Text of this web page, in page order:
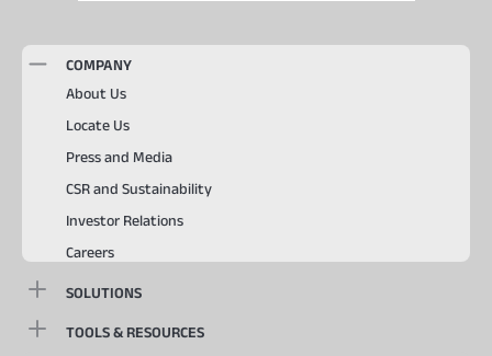
COMPANY
About Us
Locate Us
Press and Media
CSR and Sustainability
Investor Relations
Careers
SOLUTIONS
TOOLS & RESOURCES